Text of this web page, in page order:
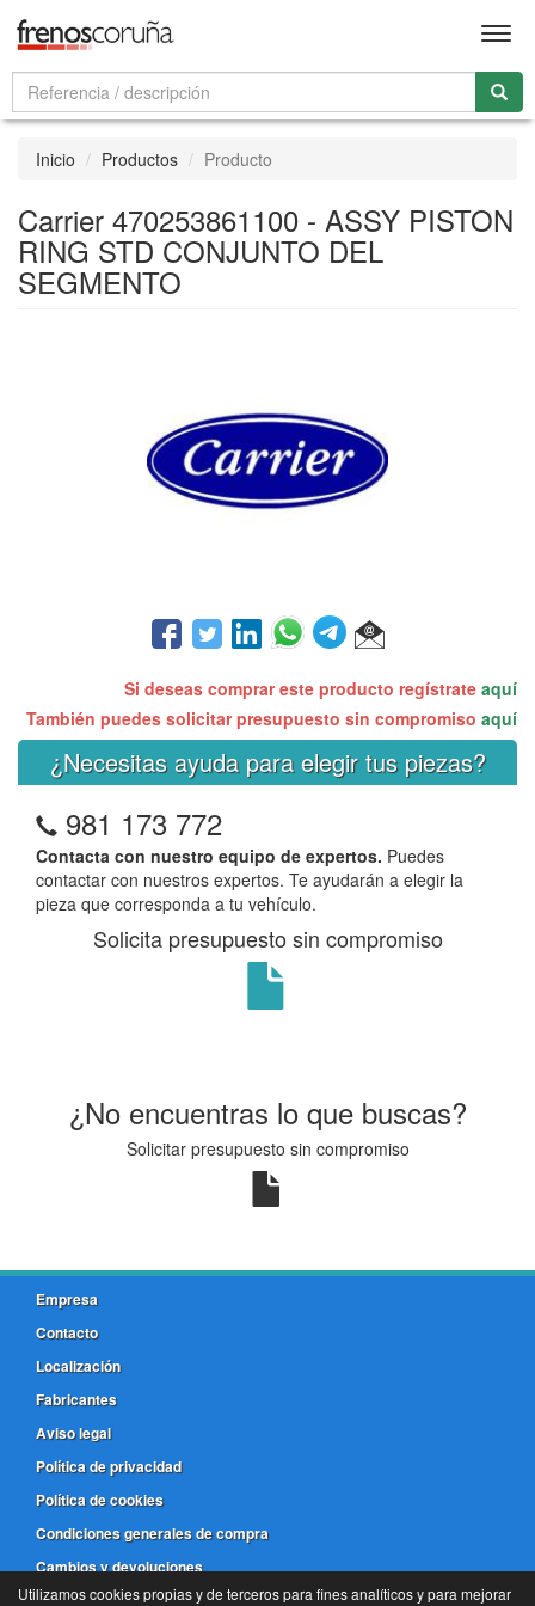
Inicio Productos Producto
Carrier 470253861100 - ASSY PISTON
RING STD CONJUNTO DEL
SEGMENTO
Si deseas comprar este producto regístrate aquí
También puedes solicitar presupuesto sin compromiso aquí
¿Necesitas ayuda para elegir tus piezas?
981 173 772
Contacta con nuestro equipo de expertos. Puedes
contactar con nuestros expertos. Te ayudarán a elegir la
pieza que corresponda a tu vehículo.
Solicita presupuesto sin compromiso
¿No encuentras lo que buscas?
Solicitar presupuesto sin compromiso
Empresa
Contacto
Localización
Fabricantes
Aviso legal
Política de privacidad
Política de cookies
Condiciones generales de compra
Cambios y devoluciones
Utilizamos cookies propias y de terceros para fines analíticos y para mejorar